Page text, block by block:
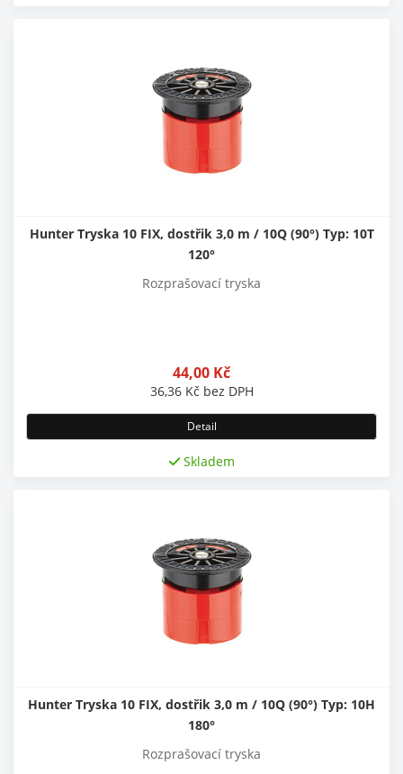
Hunter Tryska 10 FIX, dostřik 3,0 m / 10Q (90°) Typ: 10T
120°
Rozprašovací tryska
44,00 Kč
36,36 Kč bez DPH
Detail
Skladem
Hunter Tryska 10 FIX, dostřik 3,0 m / 10Q (90°) Typ: 10H
180°
Rozprašovací tryska